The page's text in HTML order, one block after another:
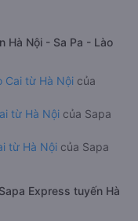
Hà Nội - Sa Pa - Lào
Cai từ Hà Nội của
từ Hà Nội của Sapa
từ Hà Nội của Sapa
Express tuyến Hà